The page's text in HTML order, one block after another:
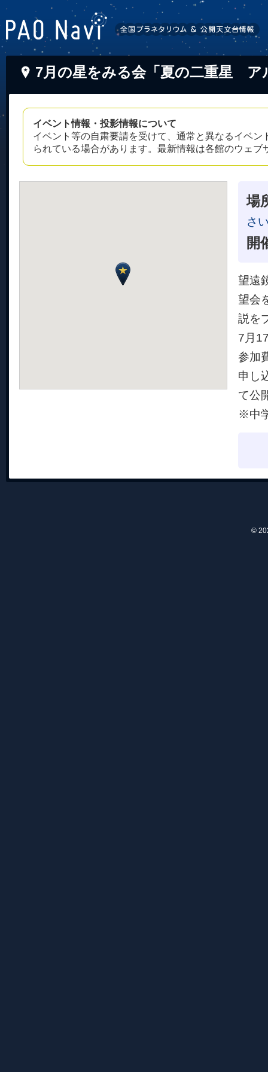
7月の星をみる会「夏の二重星 ア
イベント情報・投影情報について
イベント等の自粛要請を受けて、通常と異なるイベ
られている場合があります。最新情報は各館のウェ
場
さ
開
望遠
望会
説を
7月
参加
申し
て公
※中
©